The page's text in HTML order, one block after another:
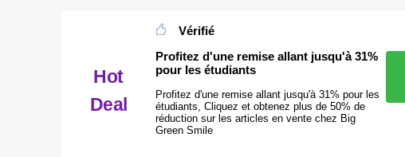
Hot
Deal
Vérifié
Profitez d'une remise allant jusqu'à 31%
pour les étudiants
Profitez d'une remise allant jusqu'à 31% pour les
étudiants, Cliquez et obtenez plus de 50% de
réduction sur les articles en vente chez Big
Green Smile